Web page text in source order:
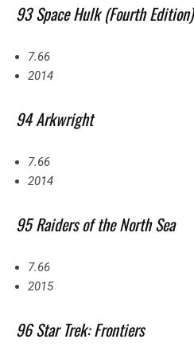
93 Space Hulk (Fourth Edition)
7.66
2014
94 Arkwright
7.66
2014
95 Raiders of the North Sea
7.66
2015
96 Star Trek: Frontiers